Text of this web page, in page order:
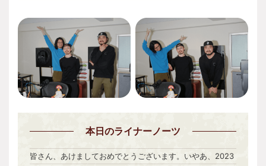
本日のライナーノーツ
皆さん、あけましておめでとうございます。いやあ、2023